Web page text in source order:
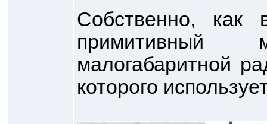
Собственно,
малогабаритной
которого